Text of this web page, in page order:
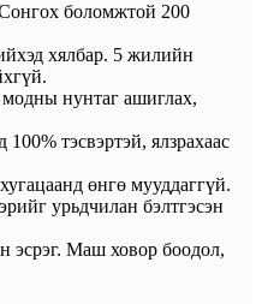
боломжтой 200
хялбар. 5 жилийн
нунтаг ашиглах,
тэсвэртэй, ялзрахаас
өнгө мууддаггүй.
урьдчилан бэлтгэсэн
эсрэг. Маш ховор боодол,